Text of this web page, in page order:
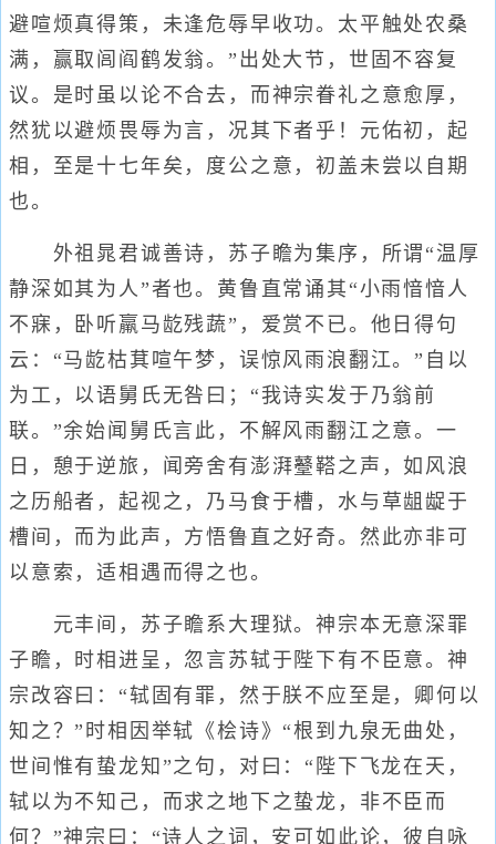
避喧烦真得策，未逢危辱早收功。太平触处农桑
满，赢取闾阎鹤发翁。”出处大节，世固不容复
议。是时虽以论不合去，而神宗眷礼之意愈厚，
然犹以避烦畏辱为言，况其下者乎！元佑初，起
相，至是十七年矣，度公之意，初盖未尝以自期
也。
外祖晁君诚善诗，苏子瞻为集序，所谓“温厚
静深如其为人”者也。黄鲁直常诵其“小雨愔愔人
不寐，卧听羸马龁残蔬”，爱赏不已。他日得句
云：“马龁枯萁喧午梦，误惊风雨浪翻江。”自以
为工，以语舅氏无咎曰；“我诗实发于乃翁前
联。”余始闻舅氏言此，不解风雨翻江之意。一
日，憩于逆旅，闻旁舍有澎湃鼞鞳之声，如风浪
之历船者，起视之，乃马食于槽，水与草龃龊于
槽间，而为此声，方悟鲁直之好奇。然此亦非可
以意索，适相遇而得之也。
元丰间，苏子瞻系大理狱。神宗本无意深罪
子瞻，时相进呈，忽言苏轼于陛下有不臣意。神
宗改容曰：“轼固有罪，然于朕不应至是，卿何以
知之？”时相因举轼《桧诗》“根到九泉无曲处，
世间惟有蛰龙知”之句，对曰：“陛下飞龙在天，
轼以为不知己，而求之地下之蛰龙，非不臣而
何？”神宗曰：“诗人之词，安可如此论，彼自咏